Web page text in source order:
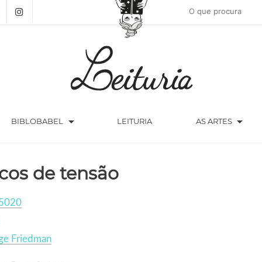
BIBLOBABEL arrow_drop_down LEITURIA AS ARTES arrow_drop_down
de tensão
Friedman